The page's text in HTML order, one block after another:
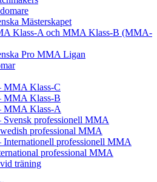
Mästerskapet
Klass-A och MMA Klass-B (MMA-
Pro MMA Ligan
MMA Klass-C
MMA Klass-B
MMA Klass-A
Svensk professionell MMA
professional MMA
Internationell professionell MMA
professional MMA
träning